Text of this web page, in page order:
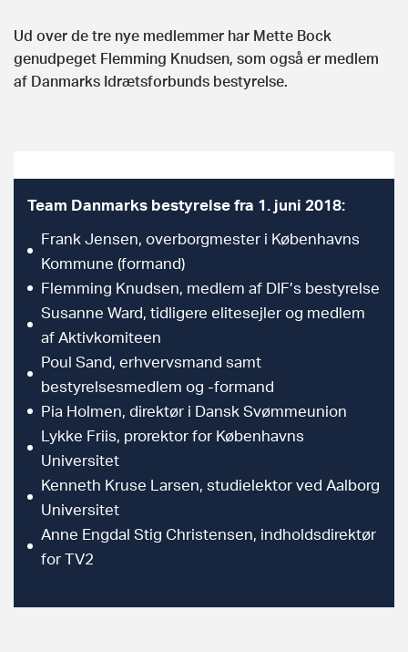
Ud over de tre nye medlemmer har Mette Bock
genudpeget Flemming Knudsen, som også er medlem
af Danmarks Idrætsforbunds bestyrelse.
Team Danmarks bestyrelse fra 1. juni 2018:
Frank Jensen, overborgmester i Københavns
Kommune (formand)
Flemming Knudsen, medlem af DIF’s bestyrelse
Susanne Ward, tidligere elitesejler og medlem
af Aktivkomiteen
Poul Sand, erhvervsmand samt
bestyrelsesmedlem og -formand
Pia Holmen, direktør i Dansk Svømmeunion
Lykke Friis, prorektor for Københavns
Universitet
Kenneth Kruse Larsen, studielektor ved Aalborg
Universitet
Anne Engdal Stig Christensen, indholdsdirektør
for TV2